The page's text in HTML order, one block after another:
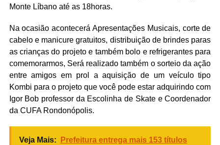
Monte Líbano até as 18horas.
Na ocasião acontecerá Apresentações Musicais, corte de
cabelo e manicure gratuitos, distribuição de brindes paras
as crianças do projeto e também bolo e refrigerantes para
comemorarmos, Será realizado também o sorteio da ação
entre amigos em prol a aquisição de um veículo tipo
Kombi para o projeto que você pode estar adquirindo com
Igor Bob professor da Escolinha de Skate e Coordenador
da CUFA Rondonópolis.
Veja Mais:
Prefeitura entrega mais 153 títulos